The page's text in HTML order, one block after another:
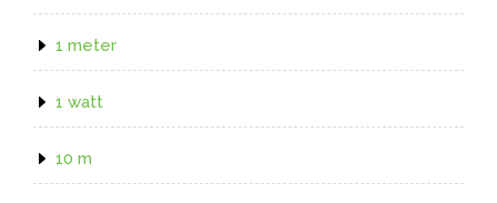
1 meter
1 watt
10 m